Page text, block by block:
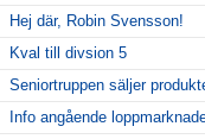
Hej där, Robin Svensson!
Kval till divsion 5
Seniortruppen säljer
Info angående